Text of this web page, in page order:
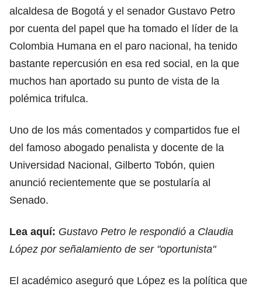
alcaldesa de Bogotá y el senador Gustavo Petro
por cuenta del papel que ha tomado el líder de la
Colombia Humana en el paro nacional, ha tenido
bastante repercusión en esa red social, en la que
muchos han aportado su punto de vista de la
polémica trifulca.
Uno de los más comentados y compartidos fue el
del famoso abogado penalista y docente de la
Universidad Nacional, Gilberto Tobón, quien
anunció recientemente que se postularía al
Senado.
Lea aquí: Gustavo Petro le respondió a Claudia
López por señalamiento de ser "oportunista"
El académico aseguró que López es la política que